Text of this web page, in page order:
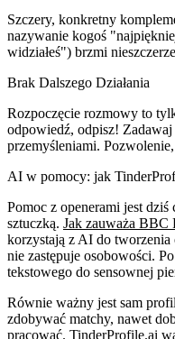
Szczery, konkretny
nazywanie kogoś
widziałeś") brzmi
Brak Dalszego Działania
Rozpoczęcie rozmowy to
odpowiedź, odpisz! Zadawaj
przemyśleniami.
AI w pomocy: jak
Pomoc z openerami jest
sztuczką. Jak zauważa BBC
korzystają z AI do
nie zastępuje osobowości.
tekstowego do sensownej
Równie ważny jest sam
zdobywać matchy, nawet
pracować. TinderProfile.ai